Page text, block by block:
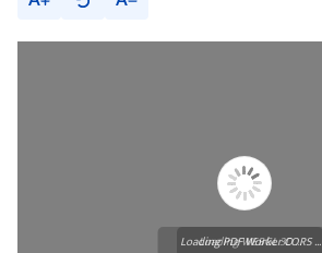
Loading WEBGL 3D ...
Loading PDF Worker CORS ...